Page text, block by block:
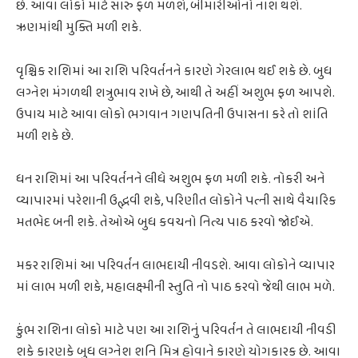
છે. આવા લોકો માટે સારું ફળ મળશે, બીમારીઓનો નાશ થશે.
ઋણમાંથી મુક્તિ મળી શકે.
વૃશ્ચિક રાશિમાં આ રાશિ પરિવર્તનને કારણે ગેરલાભ થઈ શકે છે. બુધ
લગ્નેશ મંગળથી શત્રુભાવ રાખે છે, આથી તે અહીં અશુભ ફળ આપશે.
ઉપાય માટે આવા લોકો ભગવાન ગણપતિની ઉપાસના કરે તો શાંતિ
મળી શકે છે.
ધન રાશિમાં આ પરિવર્તનને લીધે અશુભ ફળ મળી શકે. નોકરી અને
વ્યાપારમાં પરેશાની ઉદ્ભવી શકે, પરિણીત લોકોને પત્ની સાથે વૈચારિક
મતભેદ બની શકે. તેઓએ બુધ કવચનો નિત્ય પાઠ કરવો જોઈએ.
મકર રાશિમાં આ પરિવર્તન લાભદાયી નીવડશે. આવા લોકોને વ્યાપાર
માં લાભ મળી શકે, મહાલક્ષ્મીની સ્તુતિ નો પાઠ કરવો જેથી લાભ મળે.
કુંભ રાશિના લોકો માટે પણ આ રાશિનું પરિવર્તન તે લાભદાયી નીવડી
શકે કારણકે બુધ લગ્નેશ શનિ મિત્ર હોવાને કારણે યોગકારક છે. આવા